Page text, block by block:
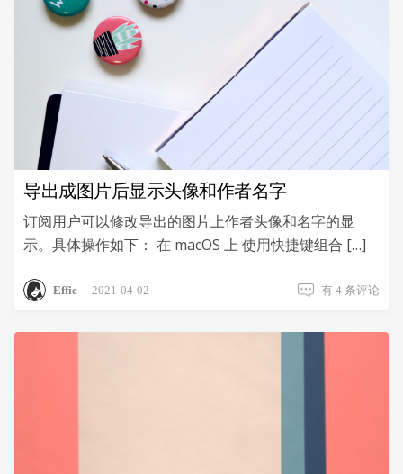
导出成图片后显示头像和作者名字
订阅用户可以修改导出的图片上作者头像和名字的显
示。具体操作如下： 在 macOS 上 使用快捷键组合 […]
Effie 2021-04-02
导
有 4 条评论